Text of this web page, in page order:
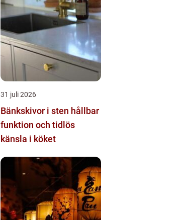
31 juli 2026
Bänkskivor i sten hållbar
funktion och tidlös
känsla i köket